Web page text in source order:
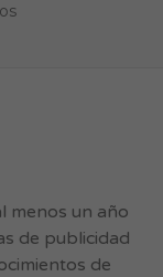
menos un año
de publicidad
de